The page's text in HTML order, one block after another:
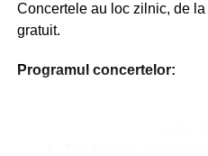
Concertele au loc zilnic, de
gratuit.
Programul concertelor: